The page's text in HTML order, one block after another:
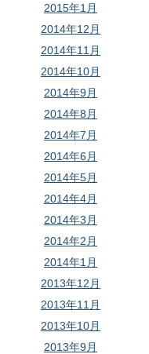
2015年1月
2014年12月
2014年11月
2014年10月
2014年9月
2014年8月
2014年7月
2014年6月
2014年5月
2014年4月
2014年3月
2014年2月
2014年1月
2013年12月
2013年11月
2013年10月
2013年9月